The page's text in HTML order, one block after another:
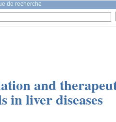
de recherche
and
in liver diseases